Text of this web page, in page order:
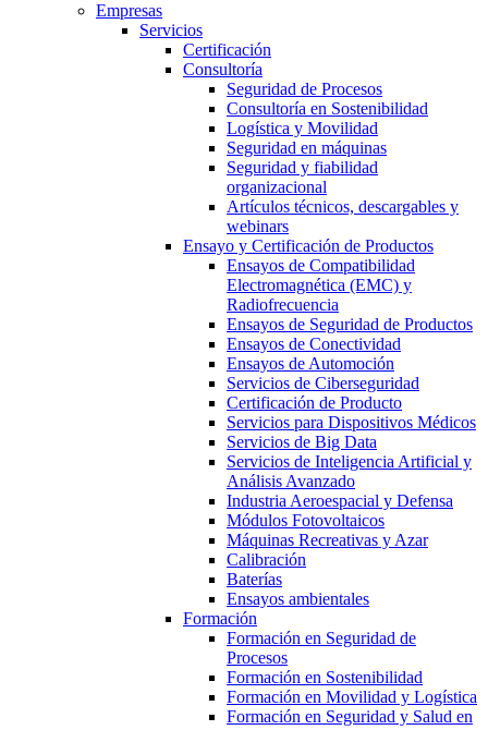
Empresas
Servicios
Certificación
Consultoría
Seguridad de Procesos
Consultoría en Sostenibilidad
Logística y Movilidad
Seguridad en máquinas
Seguridad y fiabilidad
organizacional
Artículos técnicos, descargables y
webinars
Ensayo y Certificación de Productos
Ensayos de Compatibilidad
Electromagnética (EMC) y
Radiofrecuencia
Ensayos de Seguridad de Productos
Ensayos de Conectividad
Ensayos de Automoción
Servicios de Ciberseguridad
Certificación de Producto
Servicios para Dispositivos Médicos
Servicios de Big Data
Servicios de Inteligencia Artificial y
Análisis Avanzado
Industria Aeroespacial y Defensa
Módulos Fotovoltaicos
Máquinas Recreativas y Azar
Calibración
Baterías
Ensayos ambientales
Formación
Formación en Seguridad de
Procesos
Formación en Sostenibilidad
Formación en Movilidad y Logística
Formación en Seguridad y Salud en